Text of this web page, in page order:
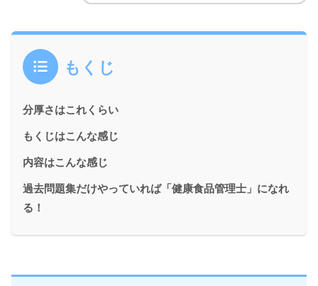
もくじ
分厚さはこれくらい
もくじはこんな感じ
内容はこんな感じ
過去問題集だけやっていれば「健康食品管理士」になれ
る！